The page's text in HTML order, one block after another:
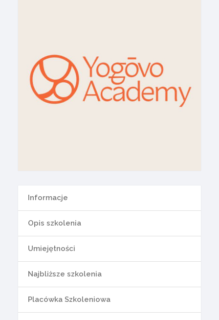
Informacje
Opis szkolenia
Umiejętności
Najbliższe szkolenia
Placówka Szkoleniowa